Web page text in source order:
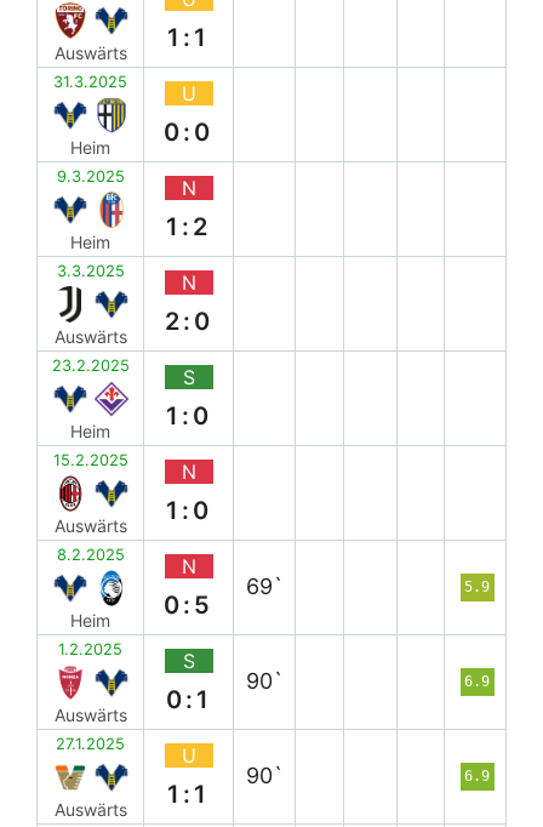
Auswärts
1:1
31.3.2025
Heim
U
0:0
9.3.2025
Heim
N
1:2
3.3.2025
Auswärts
N
2:0
23.2.2025
Heim
S
1:0
15.2.2025
Auswärts
N
1:0
8.2.2025
Heim
N
0:5
69` 5.9
1.2.2025
Auswärts
S
0:1
90` 6.9
27.1.2025
Auswärts
U
1:1
90` 6.9